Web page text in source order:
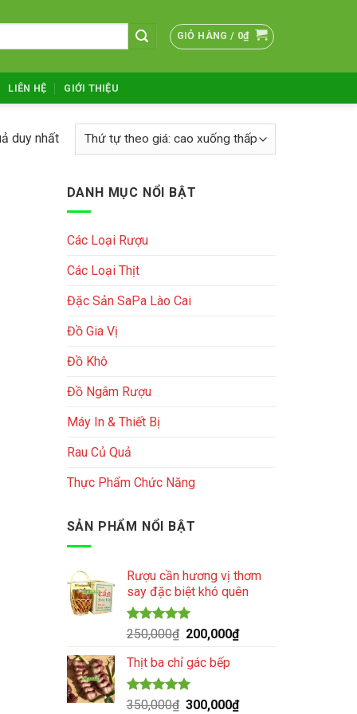
GIỎ HÀNG / 0₫
LIÊN HỆ GIỚI THIỆU
duy nhất
DANH MỤC NỔI BẬT
Các Loại Rượu
Các Loại Thịt
Đặc Sản SaPa Lào Cai
Đồ Gia Vị
Đồ Khô
Đồ Ngâm Rượu
Máy In & Thiết Bị
Rau Củ Quả
Thực Phẩm Chức Năng
SẢN PHẨM NỔI BẬT
Rượu cần hương vị thơm
say đặc biệt khó quên
Được xếp
5.00
5 sao
250,000₫ Giá
là:
250,000₫.
200,000₫Giá
200,000₫.
Thịt ba chỉ gác bếp
Được xếp
350,000₫ Giá
300,000₫Giá